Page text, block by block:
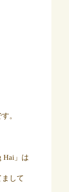
。
Hai」は
して